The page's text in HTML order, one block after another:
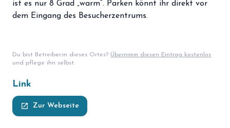
ist es nur 8 Grad „warm“. Parken könnt ihr direkt vor
dem Eingang des Besucherzentrums.
Du bist Betreiber:in dieses Ortes? Übernimm diesen Eintrag kostenlos
und pflege ihn selbst.
Link
launch Zur Webseite